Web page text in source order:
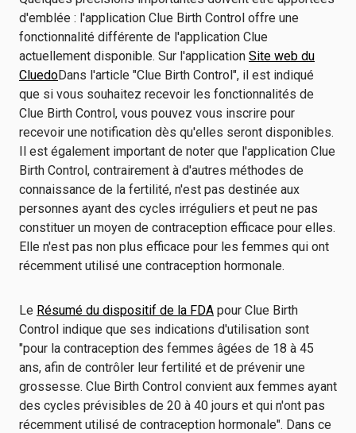
d'emblée : l'application Clue Birth Control offre une
fonctionnalité différente de l'application Clue
actuellement disponible. Sur l'application Site web du
CluedoDans l'article "Clue Birth Control", il est indiqué
que si vous souhaitez recevoir les fonctionnalités de
Clue Birth Control, vous pouvez vous inscrire pour
recevoir une notification dès qu'elles seront disponibles.
Il est également important de noter que l'application Clue
Birth Control, contrairement à d'autres méthodes de
connaissance de la fertilité, n'est pas destinée aux
personnes ayant des cycles irréguliers et peut ne pas
constituer un moyen de contraception efficace pour elles.
Elle n'est pas non plus efficace pour les femmes qui ont
récemment utilisé une contraception hormonale.
Le Résumé du dispositif de la FDA pour Clue Birth
Control indique que ses indications d'utilisation sont
"pour la contraception des femmes âgées de 18 à 45
ans, afin de contrôler leur fertilité et de prévenir une
grossesse. Clue Birth Control convient aux femmes ayant
des cycles prévisibles de 20 à 40 jours et qui n'ont pas
récemment utilisé de contraception hormonale". Dans ce